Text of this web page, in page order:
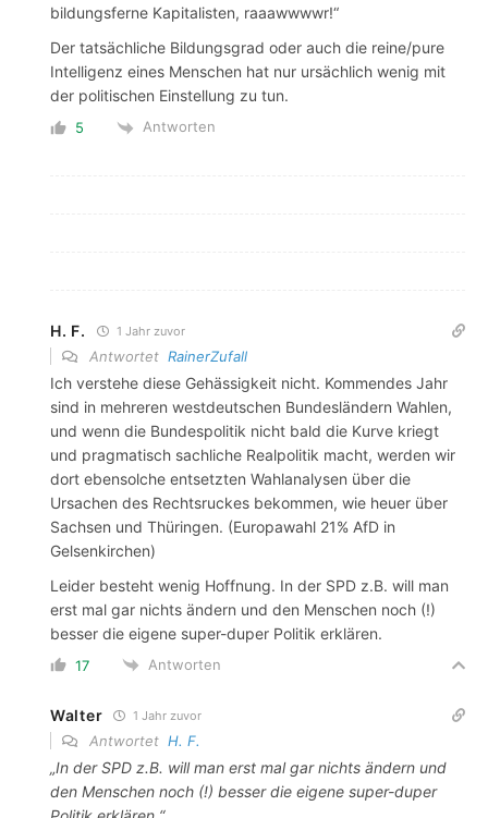
bildungsferne Kapitalisten, raaawwwwr!“
Der tatsächliche Bildungsgrad oder auch die reine/pure
Intelligenz eines Menschen hat nur ursächlich wenig mit
der politischen Einstellung zu tun.
5 Antworten
H. F. 1 Jahr zuvor
Antwortet RainerZufall
Ich verstehe diese Gehässigkeit nicht. Kommendes Jahr
sind in mehreren westdeutschen Bundesländern Wahlen,
und wenn die Bundespolitik nicht bald die Kurve kriegt
und pragmatisch sachliche Realpolitik macht, werden wir
dort ebensolche entsetzten Wahlanalysen über die
Ursachen des Rechtsruckes bekommen, wie heuer über
Sachsen und Thüringen. (Europawahl 21% AfD in
Gelsenkirchen)
Leider besteht wenig Hoffnung. In der SPD z.B. will man
erst mal gar nichts ändern und den Menschen noch (!)
besser die eigene super-duper Politik erklären.
17 Antworten
Walter 1 Jahr zuvor
Antwortet H. F.
„In der SPD z.B. will man erst mal gar nichts ändern und
den Menschen noch (!) besser die eigene super-duper